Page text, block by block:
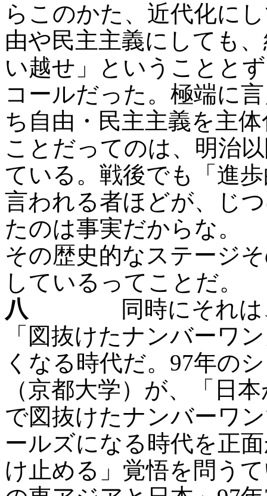
らこのかた、近代化に
由や民主主義にしても
い越せ」ということと
コールだった。極端に
ち自由・民主主義を主
ことだってのは、明治
ている。戦後でも「進
言われる者ほどが、じ
たのは事実だからな。
その歴史的なステージ
しているってことだ。
八 同時にそれは、
「図抜けたナンバーワ
くなる時代だ。97年の
（京都大学）が、「日
で図抜けたナンバーワ
ールズになる時代を正
け止める」覚悟を問う